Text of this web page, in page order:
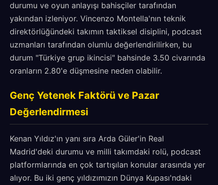
durumu ve oyun anlayışı bahisçiler tarafından
yakından izleniyor. Vincenzo Montella'nın teknik
direktörlüğündeki takımın taktiksel disiplini, podcast
uzmanları tarafından olumlu değerlendirilirken, bu
durum "Türkiye grup ikincisi" bahsinde 3.50 civarında
oranların 2.80'e düşmesine neden olabilir.
Genç Yetenek Faktörü ve Pazar
Değerlendirmesi
Kenan Yıldız'ın yanı sıra Arda Güler'in Real
Madrid'deki durumu ve milli takımdaki rolü, podcast
platformlarında en çok tartışılan konular arasında yer
alıyor. Bu iki genç yıldızımızın Dünya Kupası'ndaki